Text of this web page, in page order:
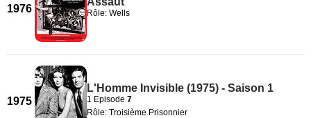
1976 Rôle: Wells
1975
L'Homme Invisible (1975) - Saison 1
1 Episode 7
Rôle: Troisième Prisonnier